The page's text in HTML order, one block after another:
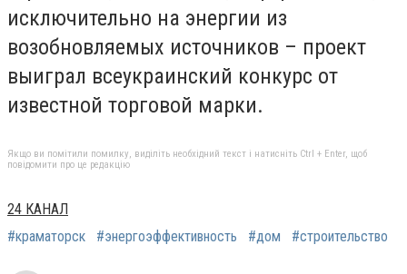
исключительно на энергии из
возобновляемых источников – проект
выиграл всеукраинский конкурс от
известной торговой марки.
Якщо ви помітили помилку, виділіть необхідний текст і натисніть Ctrl + Enter, щоб
повідомити про це редакцію
24 КАНАЛ
#краматорск
#энергоэффективность #дом #строительство